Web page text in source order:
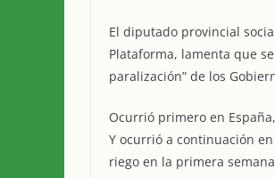
El diputado provincial
Plataforma, lamenta que
paralización” de los
Ocurrió primero en
Y ocurrió a continuación
riego en la primera